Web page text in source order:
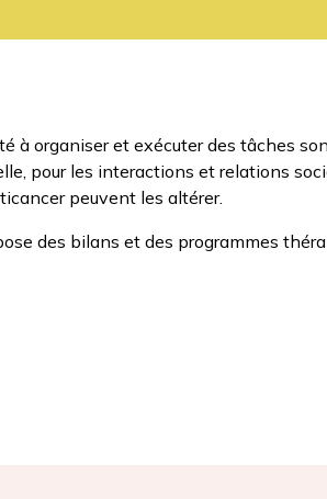
à organiser et exécuter des tâches
pour les interactions et relations
peuvent les altérer.
des bilans et des programmes